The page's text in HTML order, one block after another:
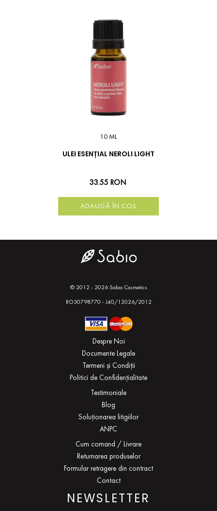
10 ML
ULEI ESENȚIAL NEROLI LIGHT
33.55 RON
ADAUGĂ ÎN COȘ
© 2012 - 2026 Sabio Cosmetics
RO30798770 - J40/12026/2012
Despre Noi
Documente Legale
Termeni și Condiții
Politici de Confidențialitate
Testimoniale
Blog
Soluționarea litigiilor
ANPC
Cum comand / Livrare
Returnarea produselor
Formular retragere din contract
Contact
NEWSLETTER